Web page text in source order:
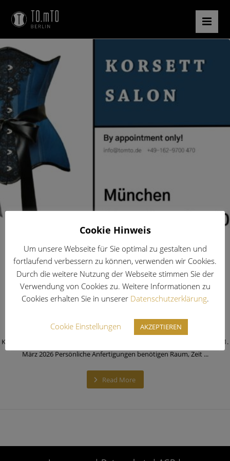
Korsett Salon München Allach 20.
& 21. März 2026
10. Februar 2026
Korsett Salon München 20. & 21.03.2026 Korsett Salon – München 20. & 21.
März 2026 Persönliche Anfertigungen benötigen Raum, Zeit ...
Read More
Cookie Hinweis
Um unsere Webseite für Sie optimal zu gestalten und
fortlaufend verbessern zu können, verwenden wir Cookies.
Durch die weitere Nutzung der Webseite stimmen Sie der
Verwendung von Cookies zu. Weitere Informationen zu
Cookies erhalten Sie in unserer Datenschutzerklärung.
Cookie Einstellungen AKZEPTIEREN